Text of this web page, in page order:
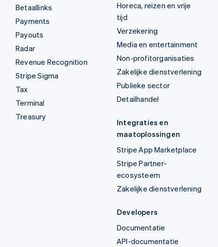
Betaallinks
Payments
Payouts
Radar
Revenue Recognition
Stripe Sigma
Tax
Terminal
Treasury
Horeca, reizen en vrije
tijd
Verzekering
Media en entertainment
Non-profitorganisaties
Zakelijke dienstverlening
Publieke sector
Detailhandel
Integraties en
maatoplossingen
Stripe App Marketplace
Stripe Partner-
ecosysteem
Zakelijke dienstverlening
Developers
Documentatie
API-documentatie